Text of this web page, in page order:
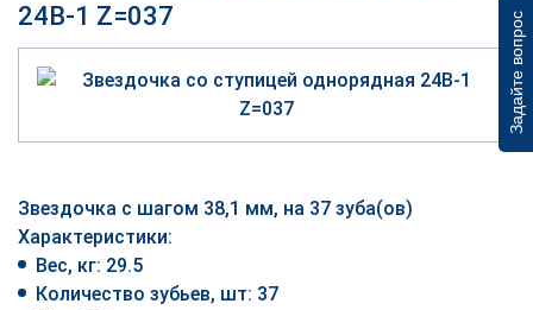
Задайте вопрос
24B-1 Z=037
Звездочка с шагом 38,1 мм, на 37 зуба(ов)
Характеристики:
Вес, кг: 29.5
Количество зубьев, шт: 37